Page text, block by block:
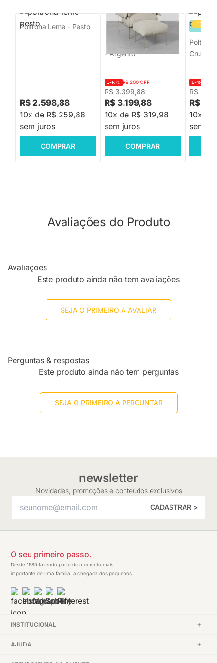
Poltrona Leme - Pesto
R$ 2.598,88
10x de R$ 259,88
sem juros
COMPRAR
PRONTA ENTREGA
Poltrona Trufa Com Puff
- Argento
R$ 3.399,88
-5% R$ 200 OFF
R$ 3.199,88
10x de R$ 319,98
sem juros
COMPRAR
Cru
R$
-18%
R$
10x de
sem
Avaliações do Produto
Avaliações
Este produto ainda não tem avaliações
SEJA O PRIMEIRO A AVALIAR
Perguntas & respostas
Este produto ainda não tem perguntas
SEJA O PRIMEIRO A PERGUNTAR
newsletter
Novidades, promoções e conteúdos exclusivos
CADASTRAR >
O seu primeiro passo.
Desde 1985 fazendo parte do momento mais
importante de uma família: a chegada dos pequenos.
INSTITUCIONAL
AJUDA